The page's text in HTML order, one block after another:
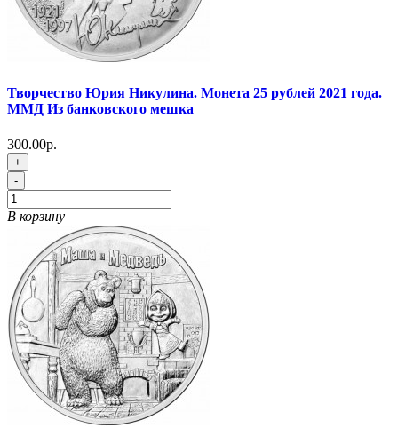
Творчество Юрия Никулина. Монета 25 рублей 2021 года.
ММД Из банковского мешка
300.00р.
+
-
В корзину